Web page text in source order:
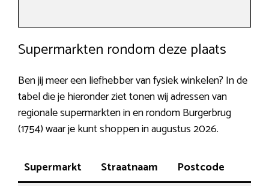
Supermarkten rondom deze plaats
Ben jij meer een liefhebber van fysiek winkelen? In de
tabel die je hieronder ziet tonen wij adressen van
regionale supermarkten in en rondom Burgerbrug
(1754) waar je kunt shoppen in augustus 2026.
Supermarkt Straatnaam Postcode